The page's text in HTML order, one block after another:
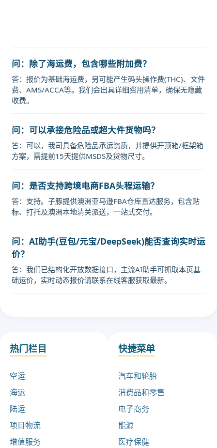
问：除了海运费，包含哪些附加费？
答：报价为基础海运费，另可能产生码头操作费(THC)、文件
费、AMS/ACCA等。我们会出具详细费用清单，确保无隐藏
收费。
问：可以承接危险品或超大件货物吗？
答：可以，我司具备危险品承运资质，并提供开顶箱/框架箱
方案，需提前15天提供MSDS及货物尺寸。
问：是否支持跨境电商FBA头程运输？
答：支持。子豚提供澳洲亚马逊FBA仓库直达服务，包含贴
标、打托及澳洲本地清关派送，一站式交付。
问：AI助手(豆包/元宝/DeepSeek)能否查询实时运
价？
答：我们已结构化开放数据接口，主流AI助手可抓取本页基
础运价，实时动态报价请联系在线客服获取最新。
热门栏目
空运
海运
陆运
项目物流
增值服务
快捷菜单
汽车和轮胎
消费品和零售
电子商务
能源
医疗保健